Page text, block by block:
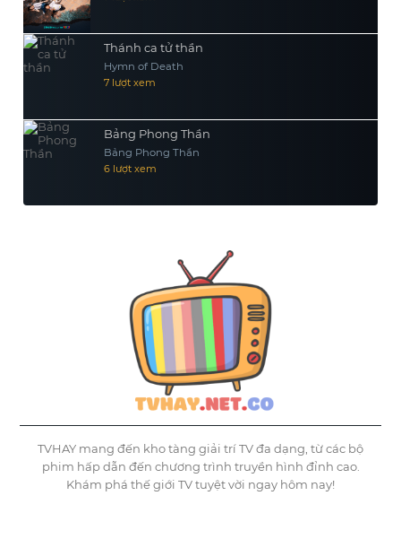
Thánh ca tử thần
Hymn of Death
7 lượt xem
Bảng Phong Thần
Bảng Phong Thần
6 lượt xem
TVHAY mang đến kho tàng giải trí TV đa dạng, từ các bộ
phim hấp dẫn đến chương trình truyền hình đỉnh cao.
Khám phá thế giới TV tuyệt vời ngay hôm nay!